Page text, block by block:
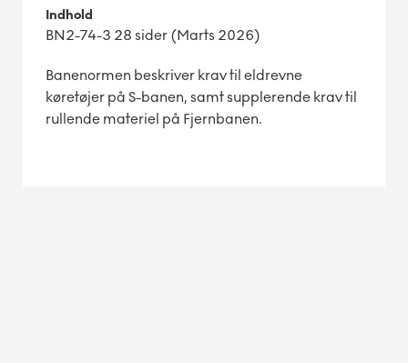
Indhold
BN2-74-3 28 sider (Marts 2026)
Banenormen beskriver krav til eldrevne
køretøjer på S-banen, samt supplerende krav til
rullende materiel på Fjernbanen.